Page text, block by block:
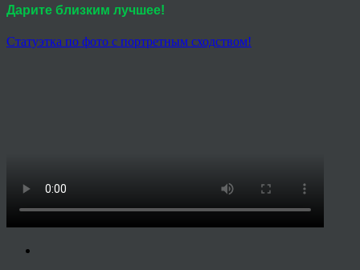
Дарите близким лучшее!
Статуэтка по фото с портретным сходством!